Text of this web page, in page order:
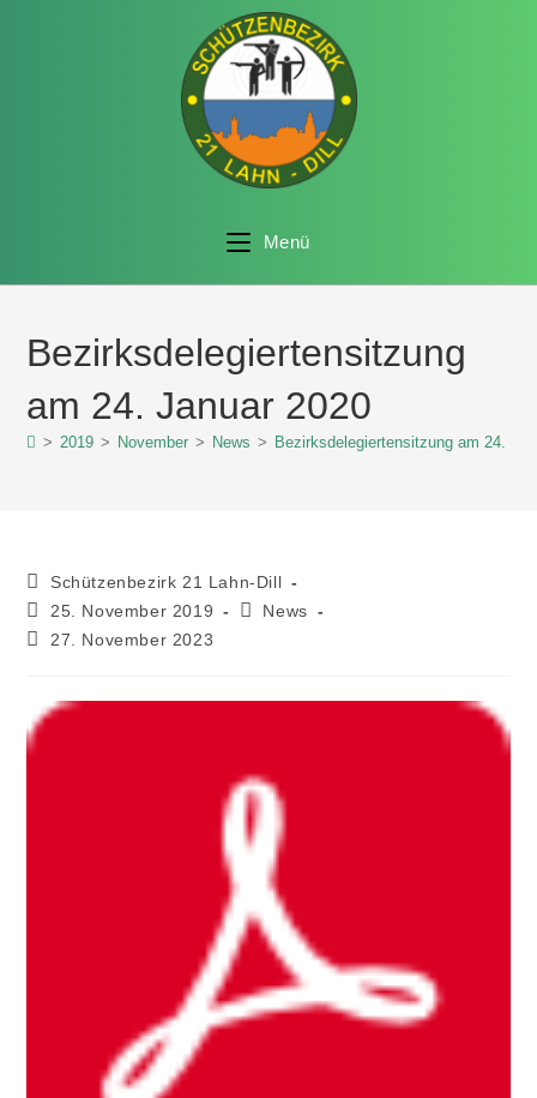
Menü
Bezirksdelegiertensitzung
am 24. Januar 2020
> 2019 > November > News > Bezirksdelegiertensitzung am 24.
Schützenbezirk 21 Lahn-Dill
25. November 2019
News
27. November 2023